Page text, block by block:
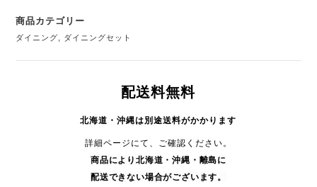
商品カテゴリー
ダイニング ダイニングセット
配送料無料
北海道・沖縄は別途送料がかかります
詳細ページにて、ご確認ください。
商品により 北海道・沖縄・ 離島に
配送できない場合がございます。